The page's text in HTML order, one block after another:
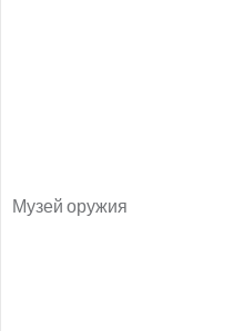
Музей оружия